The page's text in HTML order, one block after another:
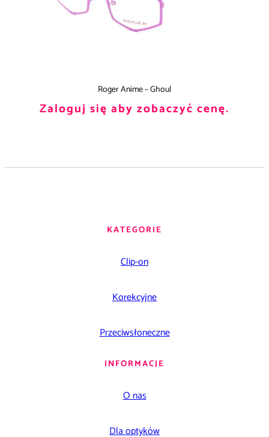
Roger Anime – Ghoul
Zaloguj się aby zobaczyć cenę.
KATEGORIE
Clip-on
Korekcyjne
Przeciwsłoneczne
INFORMACJE
O nas
Dla optyków